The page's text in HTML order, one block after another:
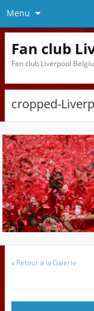
Menu
Fan club
Fan club Liverpool
cropped-
« Retour à la Galerie